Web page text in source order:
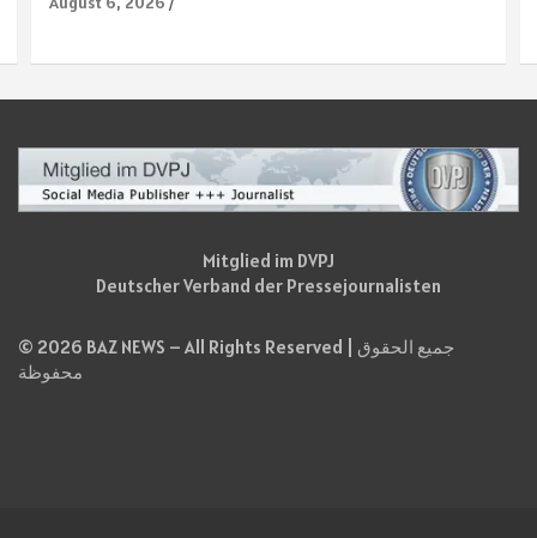
Mitglied im DVPJ
Deutscher Verband der Pressejournalisten
© 2026 BAZ NEWS – All Rights Reserved | جميع الحقوق
محفوظة